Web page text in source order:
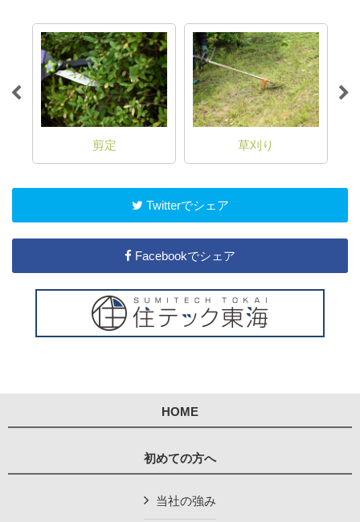
剪定 草刈り
Twitterでシェア
Facebookでシェア
HOME
初めての方へ
当社の強み